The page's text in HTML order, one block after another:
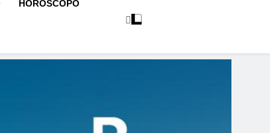
HORÓSCOPO